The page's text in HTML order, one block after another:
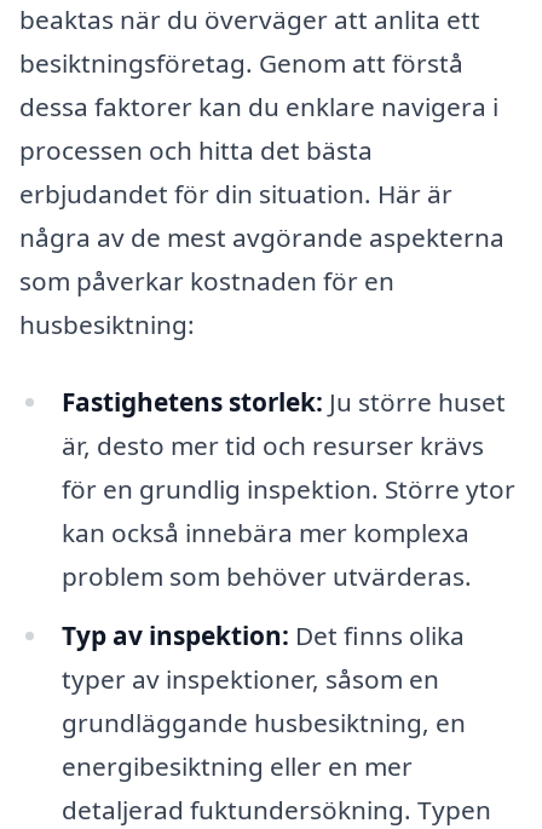
beaktas när du överväger att anlita ett
besiktningsföretag. Genom att förstå
dessa faktorer kan du enklare navigera i
processen och hitta det bästa
erbjudandet för din situation. Här är
några av de mest avgörande aspekterna
som påverkar kostnaden för en
husbesiktning:
Fastighetens storlek: Ju större huset
är, desto mer tid och resurser krävs
för en grundlig inspektion. Större ytor
kan också innebära mer komplexa
problem som behöver utvärderas.
Typ av inspektion: Det finns olika
typer av inspektioner, såsom en
grundläggande husbesiktning, en
energibesiktning eller en mer
detaljerad fuktundersökning. Typen